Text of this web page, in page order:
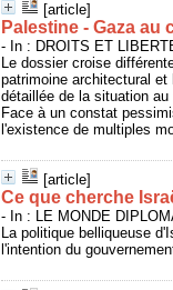
[article]
Palestine - Gaza au
- In : DROITS ET
Le dossier croise
patrimoine architectural
détaillée de la situation
Face à un constat
l'existence de multiples
[article]
Ce que cherche
- In : LE MONDE
La politique belliqueuse
l'intention du